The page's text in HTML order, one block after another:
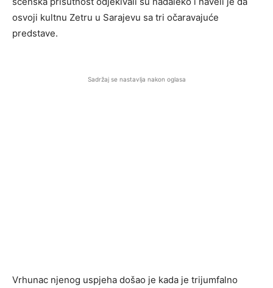
osvoji kultnu Zetru u Sarajevu sa tri očaravajuće
predstave.
Sadržaj se nastavlja nakon oglasa
Vrhunac njenog uspjeha došao je kada je trijumfalno